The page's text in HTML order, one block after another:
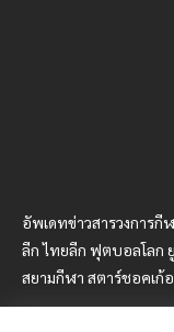
อัพเดทข่าวสารวงการ
ลีก ไทยลีก ฟุตบอลโลก
สยามกีฬา สตาร์ชอคเก้